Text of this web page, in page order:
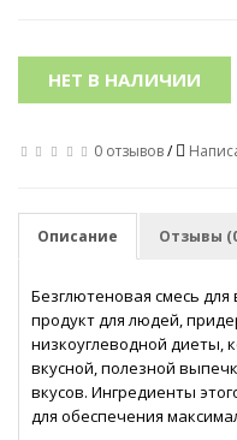
НЕТ В НАЛИЧИИ
0 отзывов/
Описание Отзывы
Безглютеновая смесь
продукт для людей,
низкоуглеводной диеты,
вкусной, полезной
вкусов. Ингредиенты
для обеспечения